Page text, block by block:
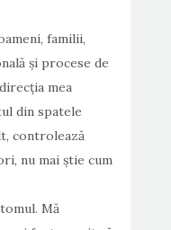
familii,
și procese de
mea
din spatele
controlează
nu mai știe cum
Mă